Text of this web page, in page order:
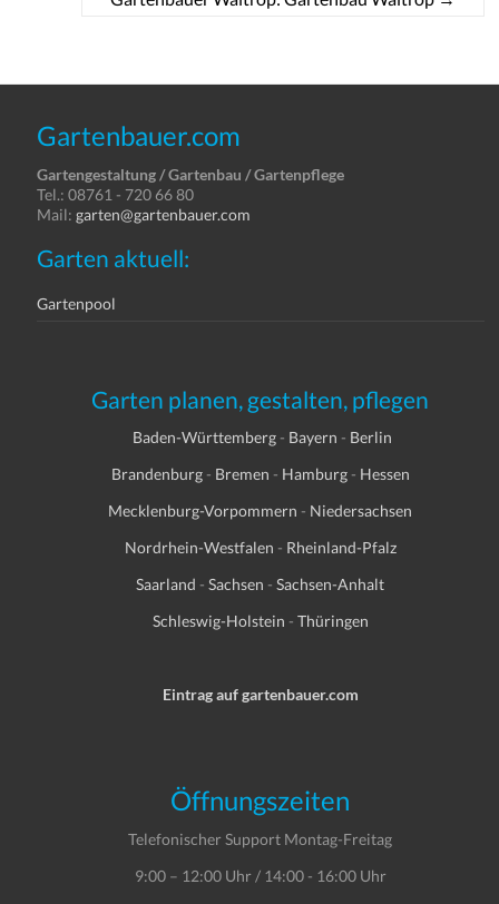
Gartenbauer.com
Gartengestaltung / Gartenbau / Gartenpflege
Tel.: 08761 - 720 66 80
Mail:garten@gartenbauer.com
Garten aktuell:
Gartenpool
Garten planen, gestalten, pflegen
Baden-Württemberg- Bayern - Berlin
Brandenburg- Bremen - Hamburg- Hessen
Mecklenburg-Vorpommern - Niedersachsen
Nordrhein-Westfalen - Rheinland-Pfalz
Saarland -Sachsen -Sachsen-Anhalt
Schleswig-Holstein - Thüringen
Eintrag auf gartenbauer.com
Öffnungszeiten
Telefonischer Support Montag-Freitag
9:00 – 12:00 Uhr / 14:00 - 16:00 Uhr